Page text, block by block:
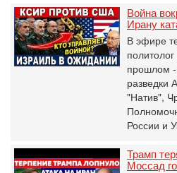
Война
Ирану
В эфире
прошлом
разведки
"Натив",
России и
Трамп
Моссад